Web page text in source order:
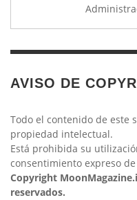
AVISO DE
Todo el contenido de este
propiedad intelectual.
Está prohibida su
consentimiento expreso
Copyright
reservados.